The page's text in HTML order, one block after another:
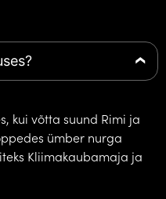
kui võtta suund Rimi ja
ümber nurga
Kliimakaubamaja ja